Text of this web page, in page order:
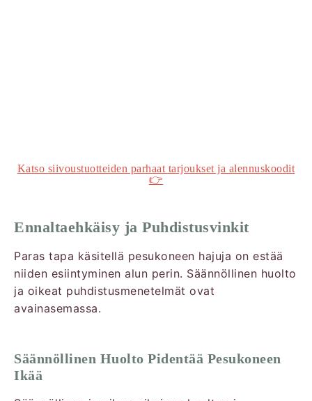
Katso siivoustuotteiden parhaat tarjoukset ja alennuskoodit
👉
Ennaltaehkäisy ja Puhdistusvinkit
Paras tapa käsitellä pesukoneen hajuja on estää
niiden esiintyminen alun perin. Säännöllinen huolto
ja oikeat puhdistusmenetelmät ovat
avainasemassa.
Säännöllinen Huolto Pidentää Pesukoneen
Ikää